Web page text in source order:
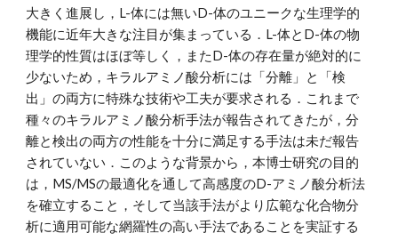
大きく進展し，L-体には無いD-体のユニークな生理学的
機能に近年大きな注目が集まっている．L-体とD-体の物
理学的性質はほぼ等しく，またD-体の存在量が絶対的に
少ないため，キラルアミノ酸分析には「分離」と「検
出」の両方に特殊な技術や工夫が要求される．これまで
種々のキラルアミノ酸分析手法が報告されてきたが，分
離と検出の両方の性能を十分に満足する手法は未だ報告
されていない．このような背景から，本博士研究の目的
は，MS/MSの最適化を通して高感度のD-アミノ酸分析法
を確立すること，そして当該手法がより広範な化合物分
析に適用可能な網羅性の高い手法であることを実証する